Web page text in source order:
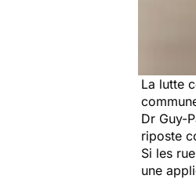
La lutte
Dr Guy-
riposte
Si les
une